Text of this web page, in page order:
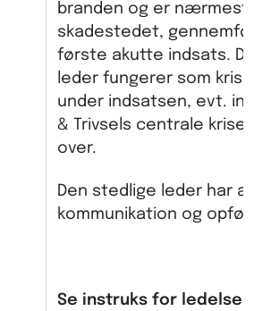
branden og er nærmest
skadestedet,
første akutte indsats.
leder fungerer som
under indsatsen, evt.
& Trivsels centrale
over.
Den stedlige leder har
kommunikation og
Se instruks for